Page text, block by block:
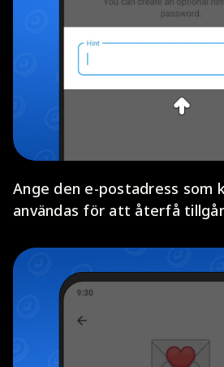
Ange den e-postadress som
användas för att återfå